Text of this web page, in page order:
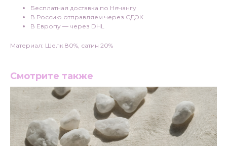
Бесплатная доставка по Нячангу
В Россию отправляем через СДЭК
В Европу — через DHL
Материал: Шелк 80%, сатин 20%
Смотрите также